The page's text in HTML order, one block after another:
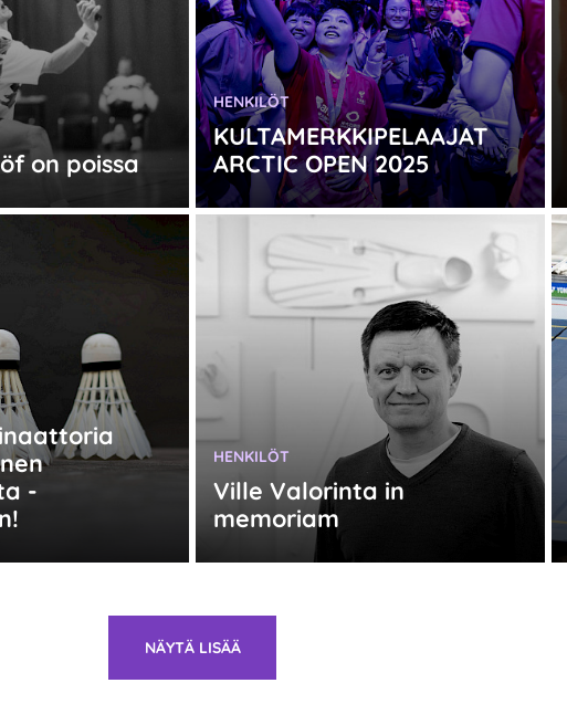
on poissa
KULTAMERKKIPELAAJAT
ARCTIC OPEN 2025
KATEGORIA:
HENKILÖT
-
Ville Valorinta in
memoriam
KATEGORIA:
HENKILÖT
NÄYTÄ LISÄÄ